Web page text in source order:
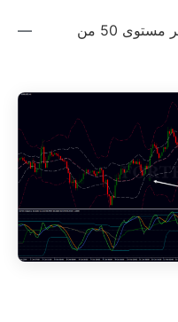
خط مؤشر DZ TDI RSI يمر عبر مستوى 50 من